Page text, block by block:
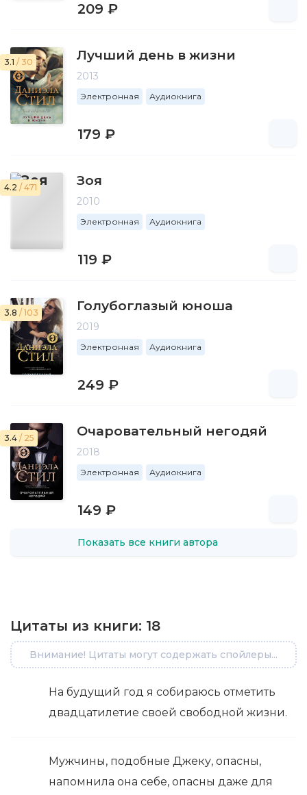
209 ₽
3.1 / 30 Лучший день в жизни
2013
Электронная Аудиокнига
179 ₽
4.2 / 471 Зоя
2010
Электронная Аудиокнига
119 ₽
3.8 / 103 Голубоглазый юноша
2019
Электронная Аудиокнига
249 ₽
3.4 / 25 Очаровательный негодяй
2018
Электронная Аудиокнига
149 ₽
Показать все книги автора
Цитаты из книги: 18
Внимание! Цитаты могут содержать спойлеры...
На будущий год я собираюсь отметить
двадцатилетие своей свободной жизни.
Мужчины, подобные Джеку, опасны,
напомнила она себе, опасны даже для